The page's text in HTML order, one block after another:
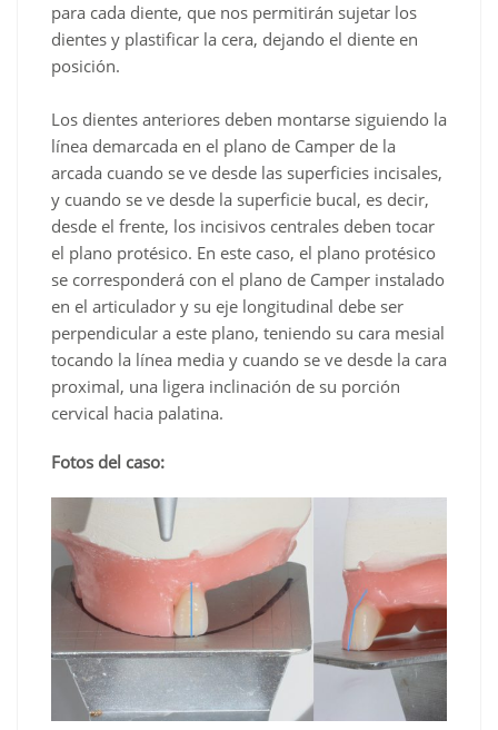
para cada diente, que nos permitirán sujetar los
dientes y plastificar la cera, dejando el diente en
posición.
Los dientes anteriores deben montarse siguiendo la
línea demarcada en el plano de Camper de la
arcada cuando se ve desde las superficies incisales,
y cuando se ve desde la superficie bucal, es decir,
desde el frente, los incisivos centrales deben tocar
el plano protésico. En este caso, el plano protésico
se corresponderá con el plano de Camper instalado
en el articulador y su eje longitudinal debe ser
perpendicular a este plano, teniendo su cara mesial
tocando la línea media y cuando se ve desde la cara
proximal, una ligera inclinación de su porción
cervical hacia palatina.
Fotos del caso: